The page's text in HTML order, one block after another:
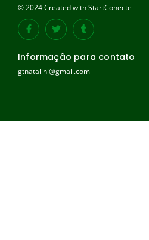
© 2024 Created with StartConecte
Informação para contato
gtnatalini@gmail.com